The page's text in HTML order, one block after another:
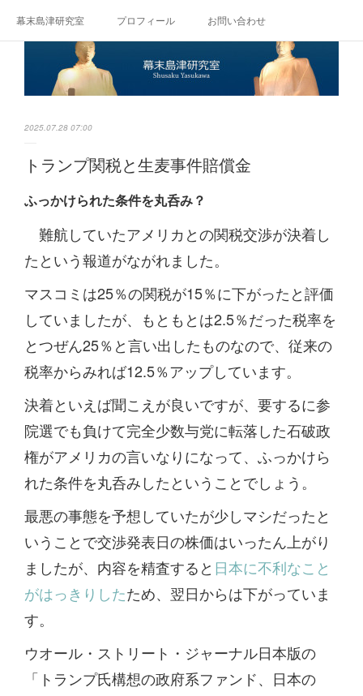
幕末島津研究室 プロフィール お問い合わせ
2025.07.28 07:00
トランプ関税と生麦事件賠償金
ふっかけられた条件を丸呑み？
難航していたアメリカとの関税交渉が決着し
たという報道がながれました。
マスコミは25％の関税が15％に下がったと評価
していましたが、もともとは2.5％だった税率を
とつぜん25％と言い出したものなので、従来の
税率からみれば12.5％アップしています。
決着といえば聞こえが良いですが、要するに参
院選でも負けて完全少数与党に転落した石破政
権がアメリカの言いなりになって、ふっかけら
れた条件を丸呑みしたということでしょう。
最悪の事態を予想していたが少しマシだったと
いうことで交渉発表日の株価はいったん上がり
ましたが、内容を精査すると 日本に不利なこと
がはっきりしたため、翌日からは下がっていま
す。
ウオール・ストリート・ジャーナル日本版の
「トランプ氏構想の政府系ファンド、日本の